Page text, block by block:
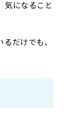
気になること
だけでも、